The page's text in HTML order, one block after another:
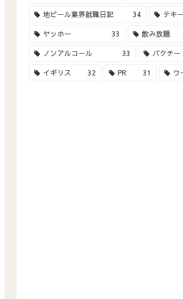
地ビール業界就職日記 34 テキ
ヤッホー 33 飲み放題
ノンアルコール 33 パクチー
イギリス 32 PR 31 ワ